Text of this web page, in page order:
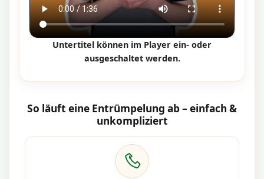
Untertitel können im Player ein- oder
ausgeschaltet werden.
So läuft eine Entrümpelung ab – einfach &
unkompliziert